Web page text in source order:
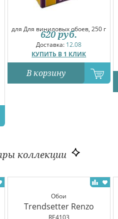
для Для виниловых обоев, 250 г
Доставка: 12.08
КУПИТЬ В 1 КЛИК
620 руб.
В корзину
коллекции
Обои
Trendsetter Renzo